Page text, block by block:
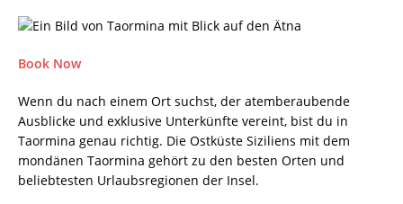
Book Now
Wenn du nach einem Ort suchst, der atemberaubende
Ausblicke und exklusive Unterkünfte vereint, bist du in
Taormina genau richtig. Die Ostküste Siziliens mit dem
mondänen Taormina gehört zu den besten Orten und
beliebtesten Urlaubsregionen der Insel.